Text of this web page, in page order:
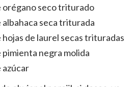
orégano seco triturado
albahaca seca triturada
hojas de laurel secas trituradas
pimienta negra molida
azúcar